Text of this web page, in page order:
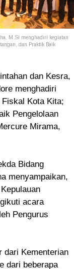
M.Si menghadiri kegiatan
dan Praktik Baik
dan Kesra,
menghadiri
Fiskal Kota Kita;
Pengelolaan
Mirama,
Bidang
menyampaikan,
acara
Pengurus
dari Kementerian
dari beberapa